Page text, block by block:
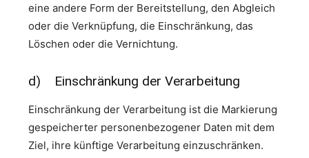
eine andere Form der Bereitstellung, den Abgleich
oder die Verknüpfung, die Einschränkung, das
Löschen oder die Vernichtung.
d) Einschränkung der Verarbeitung
Einschränkung der Verarbeitung ist die Markierung
gespeicherter personenbezogener Daten mit dem
Ziel, ihre künftige Verarbeitung einzuschränken.